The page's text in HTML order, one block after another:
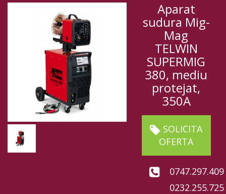
Aparat
sudura Mig-
Mag
TELWIN
SUPERMIG
380, mediu
protejat,
350A
SOLICITA
OFERTA
0747.297.409
0232.255.725